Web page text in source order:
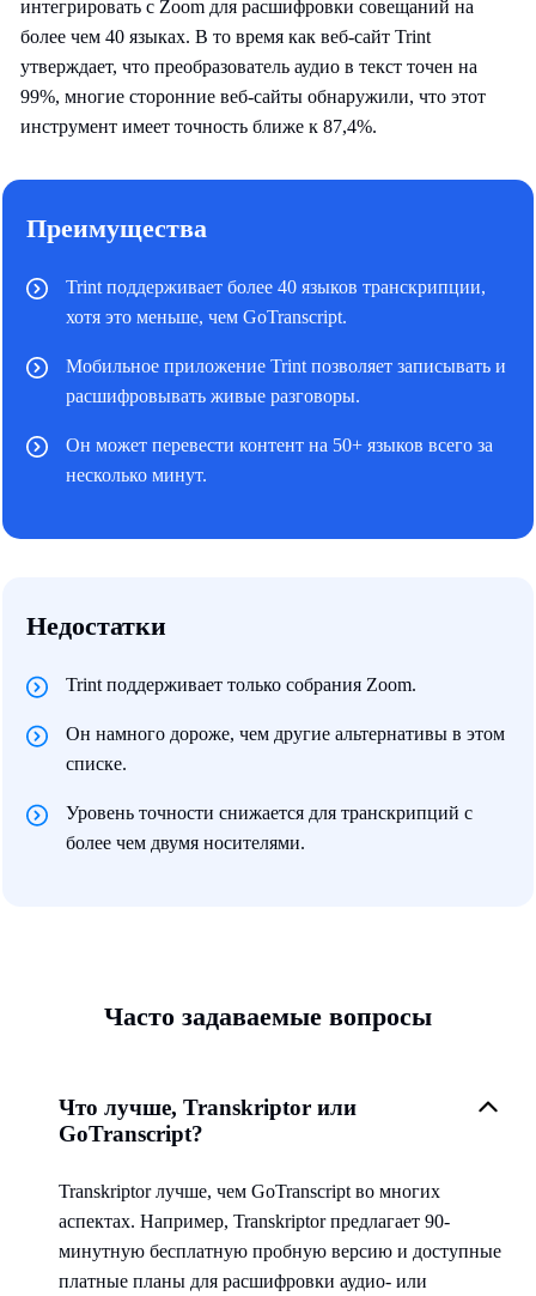
интегрировать с Zoom для расшифровки совещаний на
более чем 40 языках. В то время как веб-сайт Trint
утверждает, что преобразователь аудио в текст точен на
99%, многие сторонние веб-сайты обнаружили, что этот
инструмент имеет точность ближе к 87,4%.
Преимущества
Trint поддерживает более 40 языков транскрипции,
хотя это меньше, чем GoTranscript.
Мобильное приложение Trint позволяет записывать и
расшифровывать живые разговоры.
Он может перевести контент на 50+ языков всего за
несколько минут.
Недостатки
Trint поддерживает только собрания Zoom.
Он намного дороже, чем другие альтернативы в этом
списке.
Уровень точности снижается для транскрипций с
более чем двумя носителями.
Часто задаваемые вопросы
Что лучше, Transkriptor или
GoTranscript?
Transkriptor лучше, чем GoTranscript во многих
аспектах. Например, Transkriptor предлагает 90-
минутную бесплатную пробную версию и доступные
платные планы для расшифровки аудио- или